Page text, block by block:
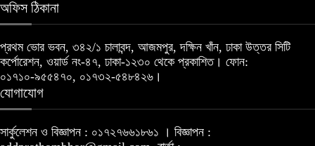
অফিস ঠিকানা
প্রথম ভোর ভবন, ৩৪২/১ চালাবন্দ, আজমপুর, দক্ষিন খাঁন, ঢাকা উত্তর সিটি
কর্পোরেশন, ওয়ার্ড নং-৪৭, ঢাকা-১২৩০ থেকে প্রকাশিত। ফোন:
০১৭১০-৯৫৫৪৭০, ০১৭৩২-৫৪৮৪২৬।
যোগাযোগ
সার্কুলেশন ও বিজ্ঞাপন : ০১৭২৭৬৬১৮৬১ । বিজ্ঞাপন :